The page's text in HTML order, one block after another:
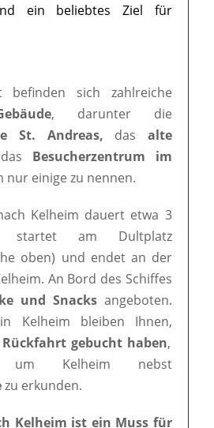
ein beliebtes Ziel für
sich zahlreiche
, darunter die
St. Andreas, das alte
Besucherzentrum im
nur einige zu nennen.
Kelheim dauert etwa 3
startet am Dultplatz
oben) und endet an der
An Bord des Schiffes
und Snacksangeboten.
Kelheim bleiben Ihnen,
gebucht haben,
Kelheim nebst
zu erkunden.
Kelheim ist ein Muss für